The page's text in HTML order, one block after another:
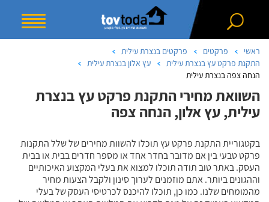
ראשי פרקטים
פרקטים בנצרת עילית
התקנת פרקט עץ בנצרת עילית
עץ אלון בנצרת עילית
הנחה צפה בנצרת עילית
השוואת מחירי התקנת פרקט עץ בנצרת
עילית, עץ אלון, הנחה צפה
בקטגוריית התקנת פרקט עץ תוכלו להשוות מחירים של שלל התקנות
פרקט טבעי בין אם מדובר בחדר אחד או מספר חדרים בבית או בבית
העסק. באתר טוב תודה תוכלו למצוא את בעלי המקצוע האיכותיים
וההגונים ביותר. אתם מוזמנים לערוך סינון ולקבל הצעות מחיר
מהמומחים שלנו. כמו כן, תוכלו להיכנס לכרטיסי העסק של בעלי